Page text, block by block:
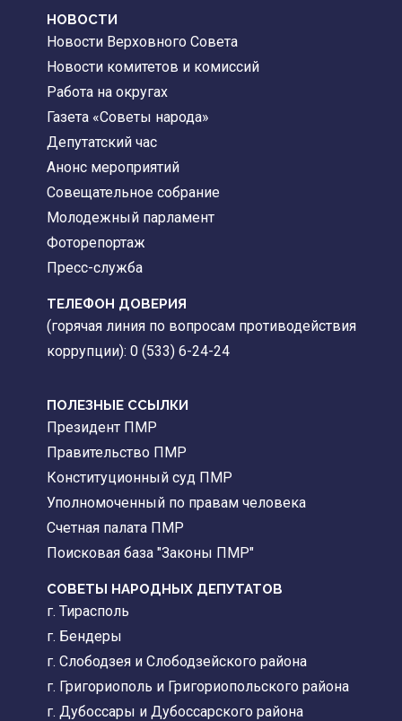
НОВОСТИ
Новости Верховного Совета
Новости комитетов и комиссий
Работа на округах
Газета «Советы народа»
Депутатский час
Анонс мероприятий
Совещательное собрание
Молодежный парламент
Фоторепортаж
Пресс-служба
ТЕЛЕФОН ДОВЕРИЯ
(горячая линия по вопросам противодействия
коррупции): 0 (533) 6-24-24
ПОЛЕЗНЫЕ ССЫЛКИ
Президент ПМР
Правительство ПМР
Конституционный суд ПМР
Уполномоченный по правам человека
Счетная палата ПМР
Поисковая база "Законы ПМР"
СОВЕТЫ НАРОДНЫХ ДЕПУТАТОВ
г. Тирасполь
г. Бендеры
г. Слободзея и Слободзейского района
г. Григориополь и Григориопольского района
г. Дубоссары и Дубоссарского района